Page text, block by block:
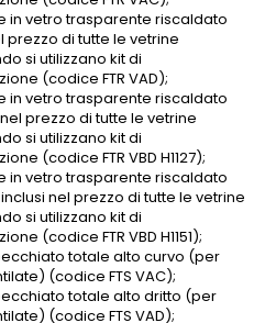
in vetro trasparente riscaldato
prezzo di tutte le vetrine
si utilizzano kit di
(codice FTR VAD);
in vetro trasparente riscaldato
prezzo di tutte le vetrine
si utilizzano kit di
(codice FTR VBD H1127);
in vetro trasparente riscaldato
nel prezzo di tutte le vetrine
si utilizzano kit di
(codice FTR VBD H1151);
totale alto curvo (per
(codice FTS VAC);
totale alto dritto (per
(codice FTS VAD);